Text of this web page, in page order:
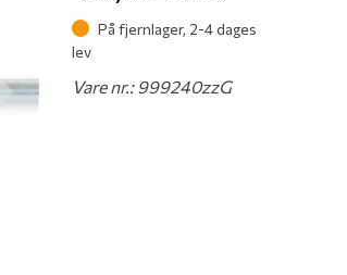
På fjernlager, 2-4 dages
lev
Vare nr.: 999240zzG